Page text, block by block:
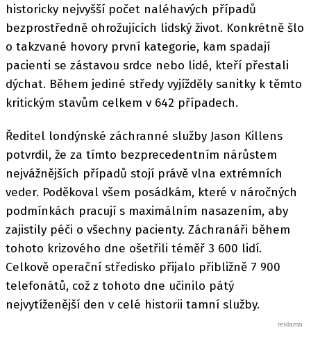
historicky nejvyšší počet naléhavých případů
bezprostředně ohrožujících lidský život. Konkrétně šlo
o takzvané hovory první kategorie, kam spadají
pacienti se zástavou srdce nebo lidé, kteří přestali
dýchat. Během jediné středy vyjížděly sanitky k těmto
kritickým stavům celkem v 642 případech.
Ředitel londýnské záchranné služby Jason Killens
potvrdil, že za tímto bezprecedentním nárůstem
nejvážnějších případů stojí právě vlna extrémních
veder. Poděkoval všem posádkám, které v náročných
podmínkách pracují s maximálním nasazením, aby
zajistily péči o všechny pacienty. Záchranáři během
tohoto krizového dne ošetřili téměř 3 600 lidí.
Celkově operační středisko přijalo přibližně 7 900
telefonátů, což z tohoto dne učinilo pátý
nejvytíženější den v celé historii tamní služby.